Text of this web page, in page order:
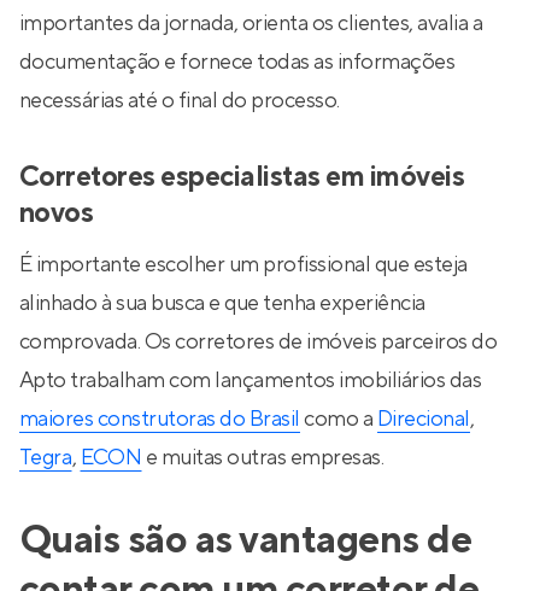
importantes da jornada, orienta os clientes, avalia a
documentação e fornece todas as informações
necessárias até o final do processo.
Corretores especialistas em imóveis
novos
É importante escolher um profissional que esteja
alinhado à sua busca e que tenha experiência
comprovada. Os corretores de imóveis parceiros do
Apto trabalham com lançamentos imobiliários das
maiores construtoras do Brasil como a Direcional,
Tegra, ECON e muitas outras empresas.
Quais são as vantagens de